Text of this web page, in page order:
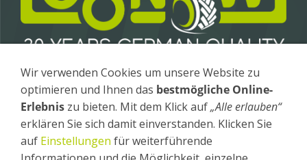
Conow Anhängerbau GmbH & Co. KG
Gewerbegebiet 4 / OT Fürstenhagen
17258 Feldberger Seenlandschaft
Tel.: +49 (0) 39831 - 26 20
Fax : +49 (0) 39831 - 26 240
Wir verwenden Cookies um unsere Website zu
optimieren und Ihnen das bestmögliche Online-
Erlebnis zu bieten. Mit dem Klick auf„Alle erlauben“
erklären Sie sich damit einverstanden. Klicken Sie
auf Einstellungen für weiterführende